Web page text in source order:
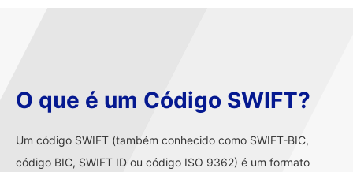
O que é um Código SWIFT?
Um código SWIFT (também conhecido como SWIFT-BIC,
código BIC, SWIFT ID ou código ISO 9362) é um formato